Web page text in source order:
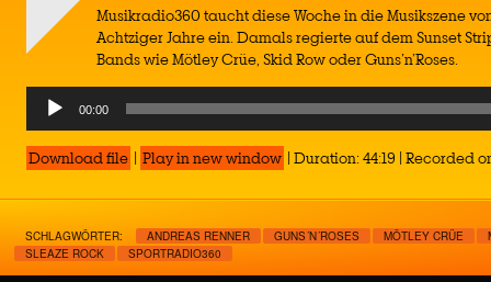
Musikradio360 taucht diese Woche in die Musikszene
Achtziger Jahre ein. Damals regierte auf dem Sunset
Bands wie Mötley Crüe, Skid Row oder Guns’n’Roses.
Audio
Player
00:00
Download file | Play in new window | Duration: 44:19 | Recorded
SCHLAGWÖRTER: ANDREAS RENNER GUNS´N´ROSES MÖTLEY CRÜE
SLEAZE ROCK
SPORTRADIO360